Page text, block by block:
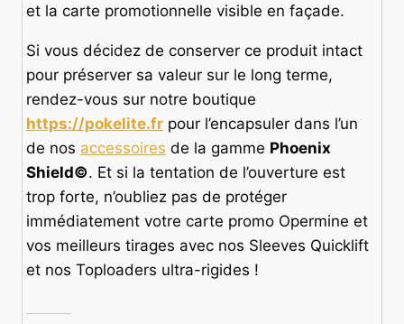
et la carte promotionnelle visible en façade.
Si vous décidez de conserver ce produit intact
pour préserver sa valeur sur le long terme,
rendez-vous sur notre boutique
https://pokelite.fr pour l’encapsuler dans l’un
de nos accessoires de la gamme Phoenix
Shield©. Et si la tentation de l’ouverture est
trop forte, n’oubliez pas de protéger
immédiatement votre carte promo Opermine et
vos meilleurs tirages avec nos Sleeves Quicklift
et nos Toploaders ultra-rigides !